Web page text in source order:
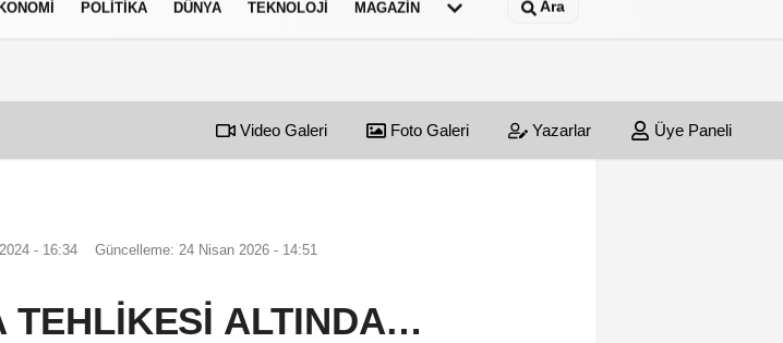
POLITIKA DÜNYA TEKNOLOJI MAGAZIN Ara
Video Galeri Foto Galeri Yazarlar Üye Paneli
- 16:34 Güncelleme: 24 Nisan 2026 - 14:51
TEHLİKESİ ALTINDA…